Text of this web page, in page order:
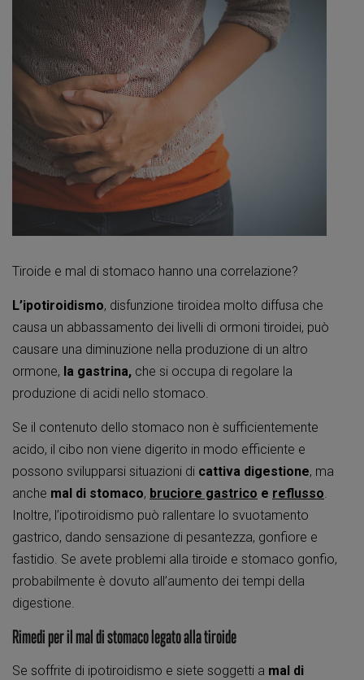
Tiroide e mal di stomaco hanno una correlazione?
L’ipotiroidismo, disfunzione tiroidea molto diffusa che
causa un abbassamento dei livelli di ormoni tiroidei, può
causare una diminuzione nella produzione di un altro
ormone, la gastrina, che si occupa di regolare la
produzione di acidi nello stomaco.
Se il contenuto dello stomaco non è sufficientemente
acido, il cibo non viene digerito in modo efficiente e
possono svilupparsi situazioni di cattiva digestione, ma
anche mal di stomaco, bruciore gastrico e reflusso.
Inoltre, l’ipotiroidismo può rallentare lo svuotamento
gastrico, dando sensazione di pesantezza, gonfiore e
fastidio. Se avete problemi alla tiroide e stomaco gonfio,
probabilmente è dovuto all’aumento dei tempi della
digestione.
Rimedi per il mal di stomaco legato alla tiroide
Se soffrite di ipotiroidismo e siete soggetti a mal di